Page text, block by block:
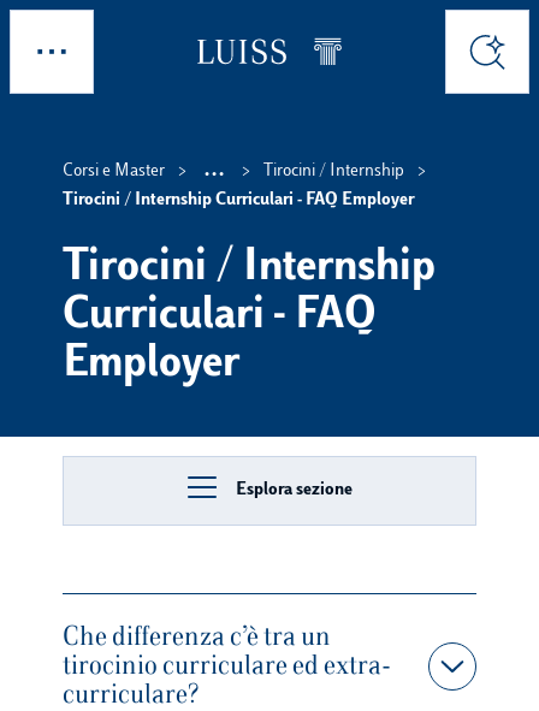
Skip to main content
Cerca
Corsi e Master ...
Show intermediate
Tirocini / Internship
Tirocini / Internship Curriculari - FAQ Employer
Tirocini / Internship
Curriculari - FAQ
Employer
Esplora sezione
Che differenza c’è tra un
tirocinio curriculare ed extra-
curriculare?